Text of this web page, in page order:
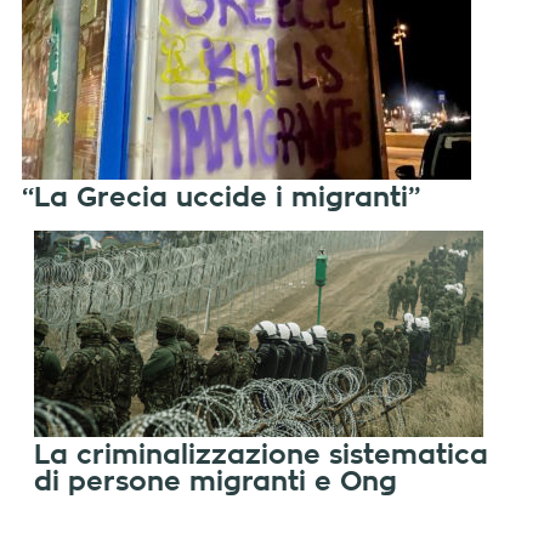
“La Grecia uccide i migranti”
La criminalizzazione sistematica
di persone migranti e Ong